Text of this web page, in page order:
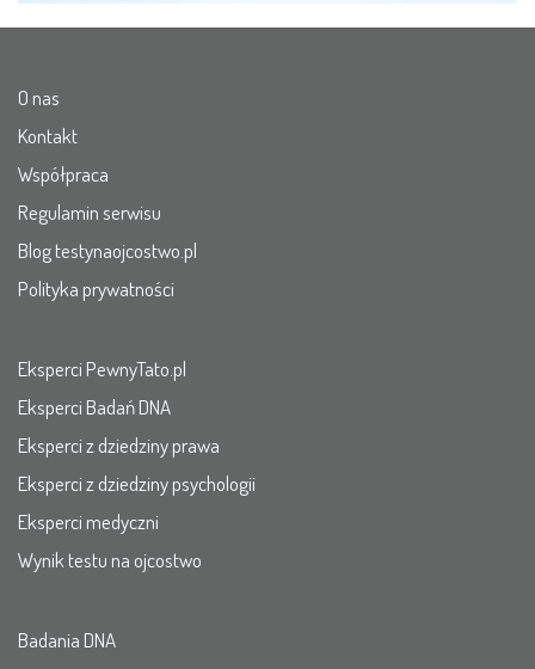
O nas
Kontakt
Współpraca
Regulamin serwisu
Blog testynaojcostwo.pl
Polityka prywatności
Eksperci PewnyTato.pl
Eksperci Badań DNA
Eksperci z dziedziny prawa
Eksperci z dziedziny psychologii
Eksperci medyczni
Wynik testu na ojcostwo
Badania DNA